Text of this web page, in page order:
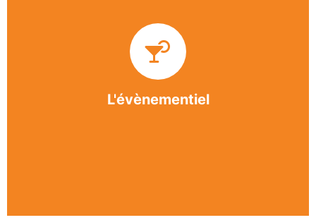
L'évènementiel
BASE apporte des solutions innovantes et
originales dans l’organisation des manifestations,
festivals, conventions, colloques et assemblées